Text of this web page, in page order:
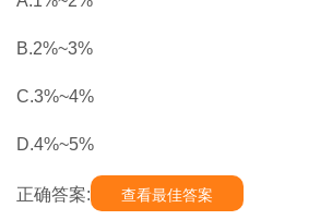
B.2%~3%
C.3%~4%
D.4%~5%
正确答案: 查看最佳答案